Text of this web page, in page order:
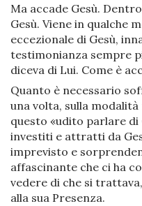
Ma accade Gesù.
Gesù. Viene in qualche
eccezionale di Gesù,
testimonianza sempre
diceva di Lui. Come è
Quanto è necessario
una volta, sulla
questo «udito parlare di
investiti e attratti da
imprevisto e
affascinante che ci ha
vedere di che si
alla sua Presenza.